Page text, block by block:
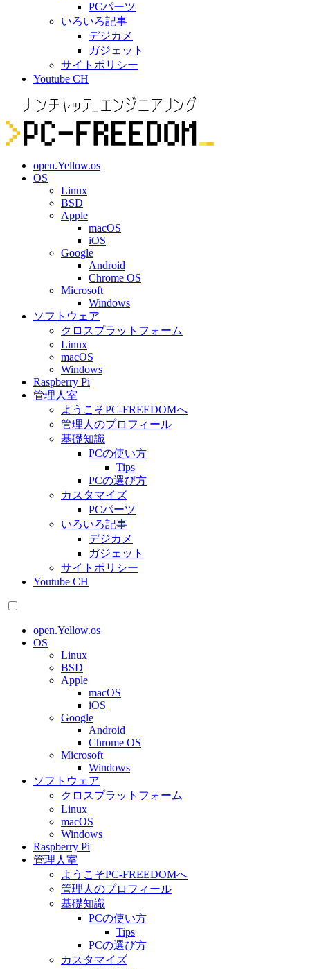
PCパーツ
いろいろ記事
デジカメ
ガジェット
サイトポリシー
Youtube CH
open.Yellow.os
OS
Linux
BSD
Apple
macOS
iOS
Google
Android
Chrome OS
Microsoft
Windows
ソフトウェア
クロスプラットフォーム
Linux
macOS
Windows
Raspberry Pi
管理人室
ようこそPC-FREEDOMへ
管理人のプロフィール
基礎知識
PCの使い方
Tips
PCの選び方
カスタマイズ
PCパーツ
いろいろ記事
デジカメ
ガジェット
サイトポリシー
Youtube CH
open.Yellow.os
OS
Linux
BSD
Apple
macOS
iOS
Google
Android
Chrome OS
Microsoft
Windows
ソフトウェア
クロスプラットフォーム
Linux
macOS
Windows
Raspberry Pi
管理人室
ようこそPC-FREEDOMへ
管理人のプロフィール
基礎知識
PCの使い方
Tips
PCの選び方
カスタマイズ